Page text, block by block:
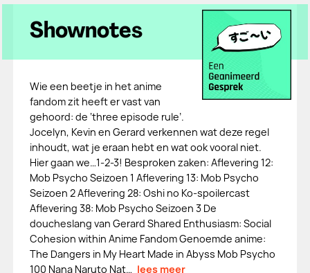
Shownotes
Wie een beetje in het anime
fandom zit heeft er vast van
gehoord: de ‘three episode rule’.
Jocelyn, Kevin en Gerard verkennen wat deze regel
inhoudt, wat je eraan hebt en wat ook vooral niet.
Hier gaan we…1-2-3! Besproken zaken: Aflevering 12:
Mob Psycho Seizoen 1 Aflevering 13: Mob Psycho
Seizoen 2 Aflevering 28: Oshi no Ko-spoilercast
Aflevering 38: Mob Psycho Seizoen 3 De
doucheslang van Gerard Shared Enthusiasm: Social
Cohesion within Anime Fandom Genoemde anime:
The Dangers in My Heart Made in Abyss Mob Psycho
100 Nana Naruto Nat… lees meer